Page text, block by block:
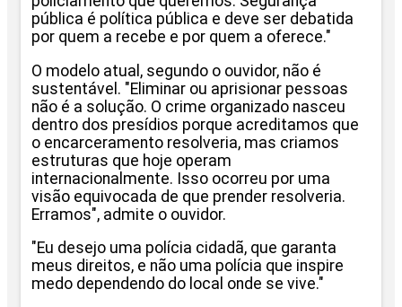
pública é política pública e deve ser debatida
por quem a recebe e por quem a oferece."
O modelo atual, segundo o ouvidor, não é
sustentável. "Eliminar ou aprisionar pessoas
não é a solução. O crime organizado nasceu
dentro dos presídios porque acreditamos que
o encarceramento resolveria, mas criamos
estruturas que hoje operam
internacionalmente. Isso ocorreu por uma
visão equivocada de que prender resolveria.
Erramos", admite o ouvidor.
"Eu desejo uma polícia cidadã, que garanta
meus direitos, e não uma polícia que inspire
medo dependendo do local onde se vive."